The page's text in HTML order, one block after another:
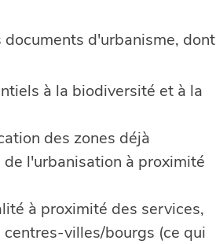
d'urbanisme, dont
à la biodiversité et à la
des zones déjà
l'urbanisation à proximité
à proximité des services,
villes/bourgs (ce qui